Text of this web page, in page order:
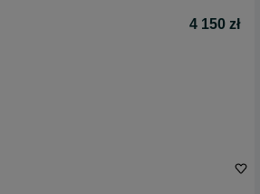
4 150 zł